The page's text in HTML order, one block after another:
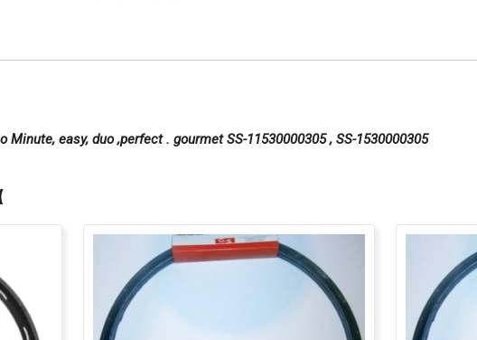
Minute, easy, duo ,perfect . gourmet SS-11530000305 , SS-1530000305